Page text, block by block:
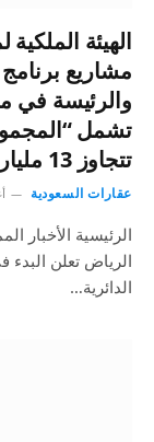
الهيئة
مشاريع
تشمل
تتجاوز 13 مليار ريال
عقارات السعودية
الرئيسية الأخبار
الرياض تعلن
الدائرية…